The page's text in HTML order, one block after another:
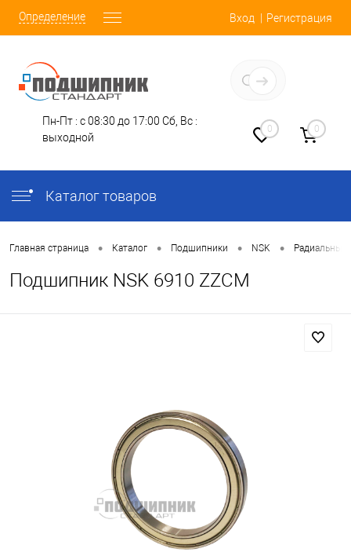
Определение Вход Регистрация
Пн-Пт : с 08:30 до 17:00 Сб, Вс :
выходной
0 0
Каталог товаров
Главная страница • Каталог • Подшипники • NSK •
Подшипник NSK 6910 ZZCM